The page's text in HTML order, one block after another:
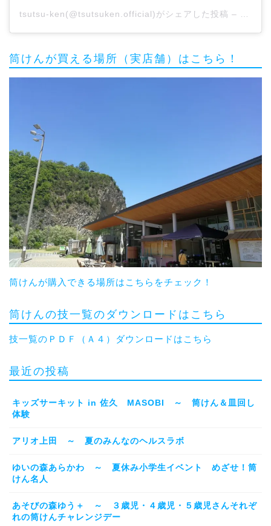
tsutsu-ken(@tsutsuken.official)がシェアした投稿 – 2020
筒けんが買える場所（実店舗）はこちら！
筒けんが購入できる場所はこちらをチェック！
筒けんの技一覧のダウンロードはこちら
技一覧のＰＤＦ（Ａ４）ダウンロードはこちら
最近の投稿
キッズサーキット in 佐久 MASOBI ～ 筒けん＆皿回し
体験
アリオ上田 ～ 夏のみんなのヘルスラボ
ゆいの森あらかわ ～ 夏休み小学生イベント めざせ！筒
けん名人
あそびの森ゆう＋ ～ ３歳児・４歳児・５歳児さんそれぞ
れの筒けんチャレンジデー